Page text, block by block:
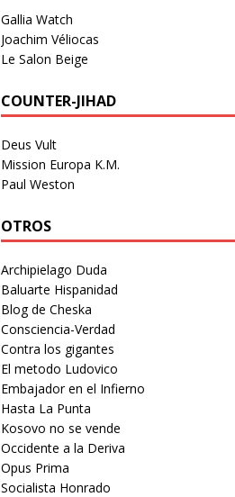
Gallia Watch
Joachim Véliocas
Le Salon Beige
COUNTER-JIHAD
Deus Vult
Mission Europa K.M.
Paul Weston
OTROS
Archipielago Duda
Baluarte Hispanidad
Blog de Cheska
Consciencia-Verdad
Contra los gigantes
El metodo Ludovico
Embajador en el Infierno
Hasta La Punta
Kosovo no se vende
Occidente a la Deriva
Opus Prima
Socialista Honrado